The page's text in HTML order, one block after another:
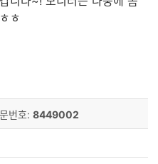
ㅎ
번호: 8449002